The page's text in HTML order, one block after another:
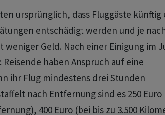
ursprünglich, dass Fluggäste künftig
entschädigt werden und je nach
weniger Geld. Nach einer Einigung im
Reisende haben Anspruch auf eine
ihr Flug mindestens drei Stunden
nach Entfernung sind es 250 Euro
400 Euro (bei bis zu 3.500